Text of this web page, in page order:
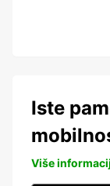
Iste
Više